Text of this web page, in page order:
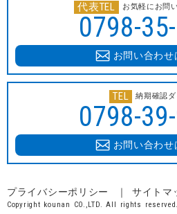
代表TEL お気軽にお問
0798-
お問い合わせ
TEL 納期確認
0798-
お問い合わせ
プライバシーポリシー サイトマ
Copyright kounan CO.,LTD. All rights reserved.